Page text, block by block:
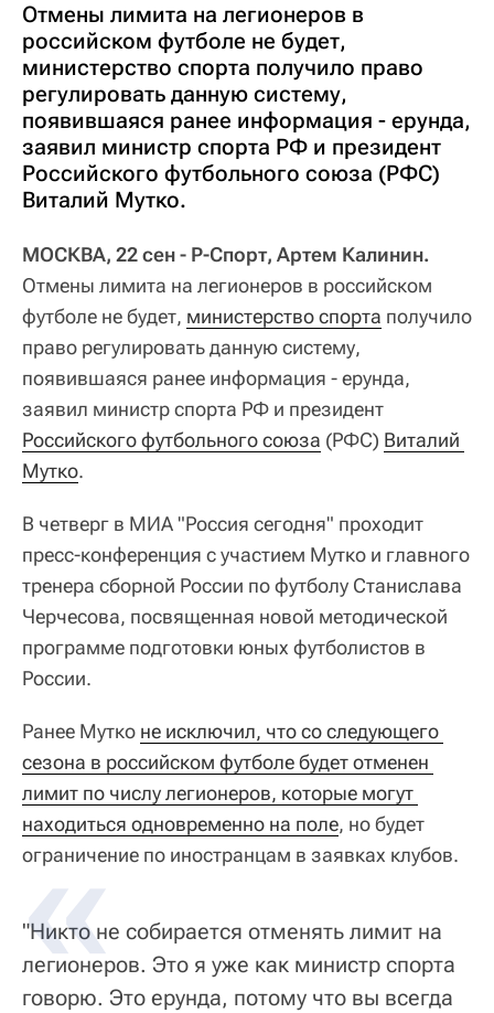
Отмены лимита на легионеров в
российском футболе не будет,
министерство спорта получило право
регулировать данную систему,
появившаяся ранее информация - ерунда,
заявил министр спорта РФ и президент
Российского футбольного союза (РФС)
Виталий Мутко.
МОСКВА, 22 сен - Р-Спорт, Артем Калинин.
Отмены лимита на легионеров в российском
футболе не будет, министерство спорта получило
право регулировать данную систему,
появившаяся ранее информация - ерунда,
заявил министр спорта РФ и президент
Российского футбольного союза (РФС) Виталий
Мутко.
В четверг в МИА "Россия сегодня" проходит
пресс-конференция с участием Мутко и главного
тренера сборной России по футболу Станислава
Черчесова, посвященная новой методической
программе подготовки юных футболистов в
России.
Ранее Мутко не исключил, что со следующего
сезона в российском футболе будет отменен
лимит по числу легионеров, которые могут
находиться одновременно на поле, но будет
ограничение по иностранцам в заявках клубов.
"Никто не собирается отменять лимит на
легионеров. Это я уже как министр спорта
говорю. Это ерунда, потому что вы всегда